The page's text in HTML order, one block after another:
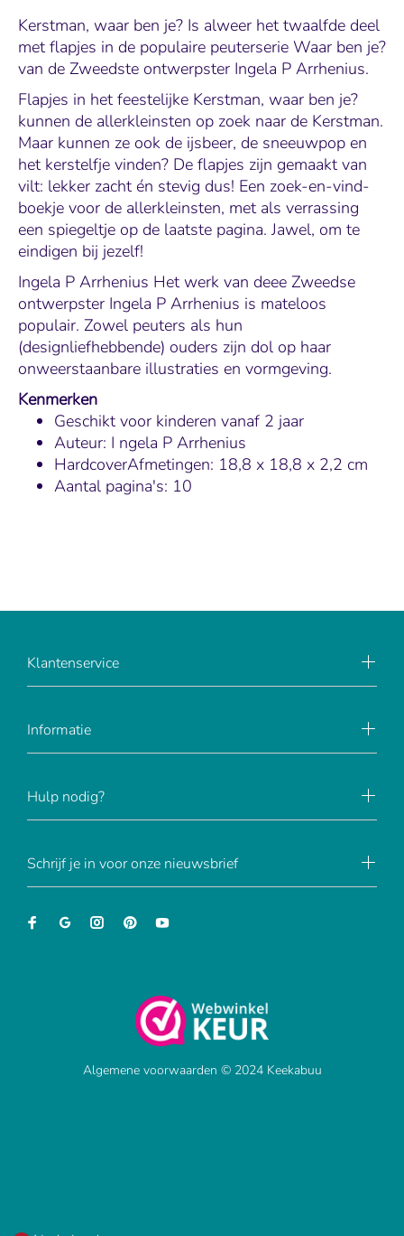
Kerstman, waar ben je? Is alweer het twaalfde deel
met flapjes in de populaire peuterserie Waar ben je?
van de Zweedste ontwerpster Ingela P Arrhenius.
Flapjes in het feestelijke Kerstman, waar ben je?
kunnen de allerkleinsten op zoek naar de Kerstman.
Maar kunnen ze ook de ijsbeer, de sneeuwpop en
het kerstelfje vinden? De flapjes zijn gemaakt van
vilt: lekker zacht én stevig dus! Een zoek-en-vind-
boekje voor de allerkleinsten, met als verrassing
een spiegeltje op de laatste pagina. Jawel, om te
eindigen bij jezelf!
Ingela P Arrhenius Het werk van deee Zweedse
ontwerpster Ingela P Arrhenius is mateloos
populair. Zowel peuters als hun
(designliefhebbende) ouders zijn dol op haar
onweerstaanbare illustraties en vormgeving.
Kenmerken
Geschikt voor kinderen vanaf 2 jaar
Auteur: I ngela P Arrhenius
HardcoverAfmetingen: 18,8 x 18,8 x 2,2 cm
Aantal pagina's: 10
Schrijf je in voor onze nieuwsbrief
Klantenservice
Informatie
Hulp nodig?
Algemene voorwaarden © 2024 Keekabuu